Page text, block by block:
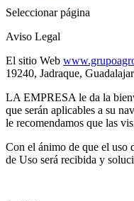
Seleccionar página
Aviso Legal
El sitio Web
19240, Jadraque,
LA EMPRESA le da la
que serán aplicables a su
le recomendamos que las
Con el ánimo de que el uso
de Uso será recibida y